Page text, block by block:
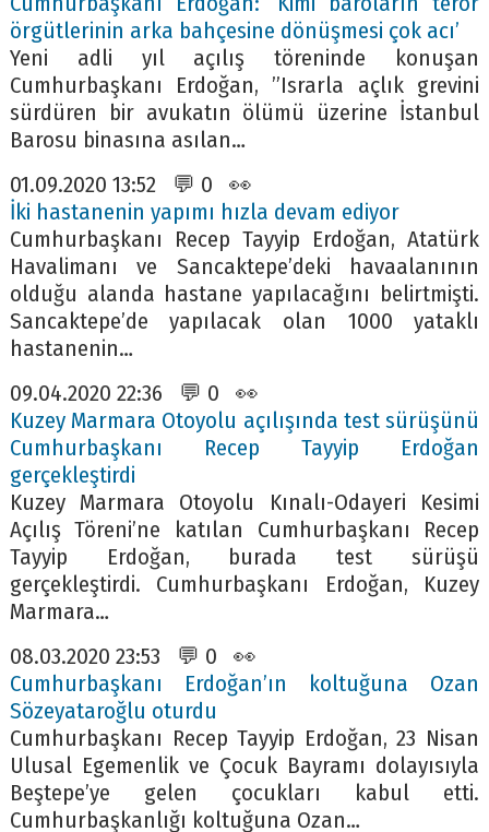
örgütlerinin arka bahçesine dönüşmesi çok acı’
Yeni adli yıl açılış töreninde konuşan
Cumhurbaşkanı Erdoğan, ”Israrla açlık grevini
sürdüren bir avukatın ölümü üzerine İstanbul
Barosu binasına asılan…
01.09.2020 13:52 💬 0 👀
İki hastanenin yapımı hızla devam ediyor
Cumhurbaşkanı Recep Tayyip Erdoğan, Atatürk
Havalimanı ve Sancaktepe’deki havaalanının
olduğu alanda hastane yapılacağını belirtmişti.
Sancaktepe’de yapılacak olan 1000 yataklı
hastanenin…
09.04.2020 22:36 💬 0 👀
Kuzey Marmara Otoyolu açılışında test sürüşünü
Cumhurbaşkanı Recep Tayyip Erdoğan
gerçekleştirdi
Kuzey Marmara Otoyolu Kınalı-Odayeri Kesimi
Açılış Töreni’ne katılan Cumhurbaşkanı Recep
Tayyip Erdoğan, burada test sürüşü
gerçekleştirdi. Cumhurbaşkanı Erdoğan, Kuzey
Marmara…
08.03.2020 23:53 💬 0 👀
Cumhurbaşkanı Erdoğan’ın koltuğuna Ozan
Sözeyataroğlu oturdu
Cumhurbaşkanı Recep Tayyip Erdoğan, 23 Nisan
Ulusal Egemenlik ve Çocuk Bayramı dolayısıyla
Beştepe’ye gelen çocukları kabul etti.
Cumhurbaşkanlığı koltuğuna Ozan…